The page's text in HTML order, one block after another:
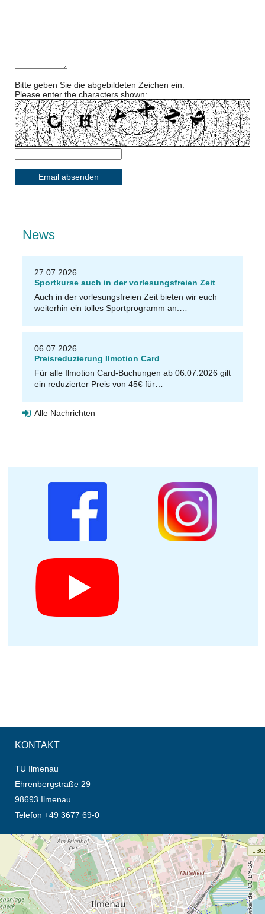
Bitte geben Sie die abgebildeten Zeichen ein:
Please enter the characters shown:
News
27.07.2026
Sportkurse auch in der vorlesungsfreien Zeit
Auch in der vorlesungsfreien Zeit bieten wir euch
weiterhin ein tolles Sportprogramm an.…
06.07.2026
Preisreduzierung Ilmotion Card
Für alle Ilmotion Card-Buchungen ab 06.07.2026 gilt
ein reduzierter Preis von 45€ für…
Alle Nachrichten
KONTAKT
TU Ilmenau
Ehrenbergstraße 29
98693 Ilmenau
Telefon +49 3677 69-0
Öffnet die Anfahrtsbeschreibung in neuem Tab (Karte)